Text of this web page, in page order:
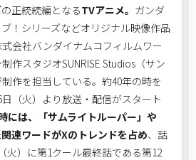
の正統続編となるTVアニメ。 ガンダ
！シリーズなどオリジナル映像作品
会社バンダイナムコフィルムワー
作スタジオSUNRISE Studios（サン
作を担当している。約40年の時を
（火）より放送・配信がスタート
には、「サムライトルーパー」や
関連ワードがXのトレンドを占め、話
火）に第1クール最終話である第12